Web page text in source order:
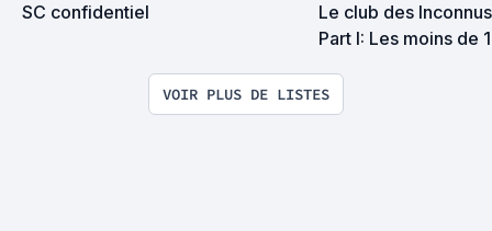
SC confidentiel
Le club des
Part I: Les moins de
VOIR PLUS DE LISTES